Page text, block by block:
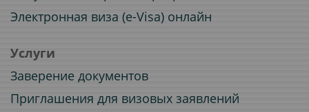
Электронная виза (e-Visa) онлайн
Услуги
Заверение документов
Приглашения для визовых заявлений